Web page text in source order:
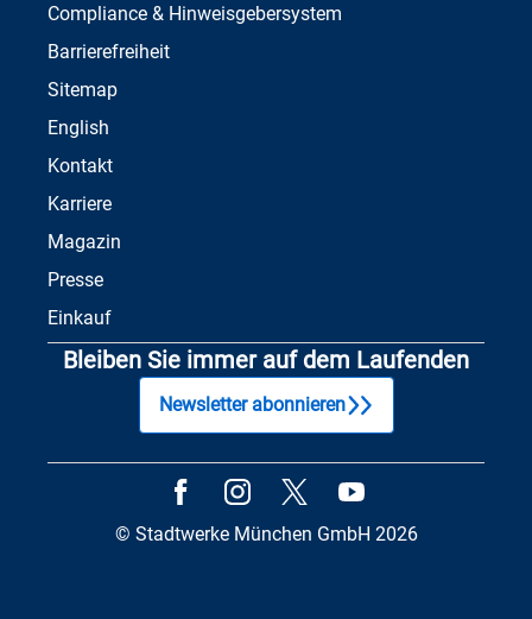
Compliance & Hinweisgebersystem
Barrierefreiheit
Sitemap
English
Kontakt
Karriere
Magazin
Presse
Einkauf